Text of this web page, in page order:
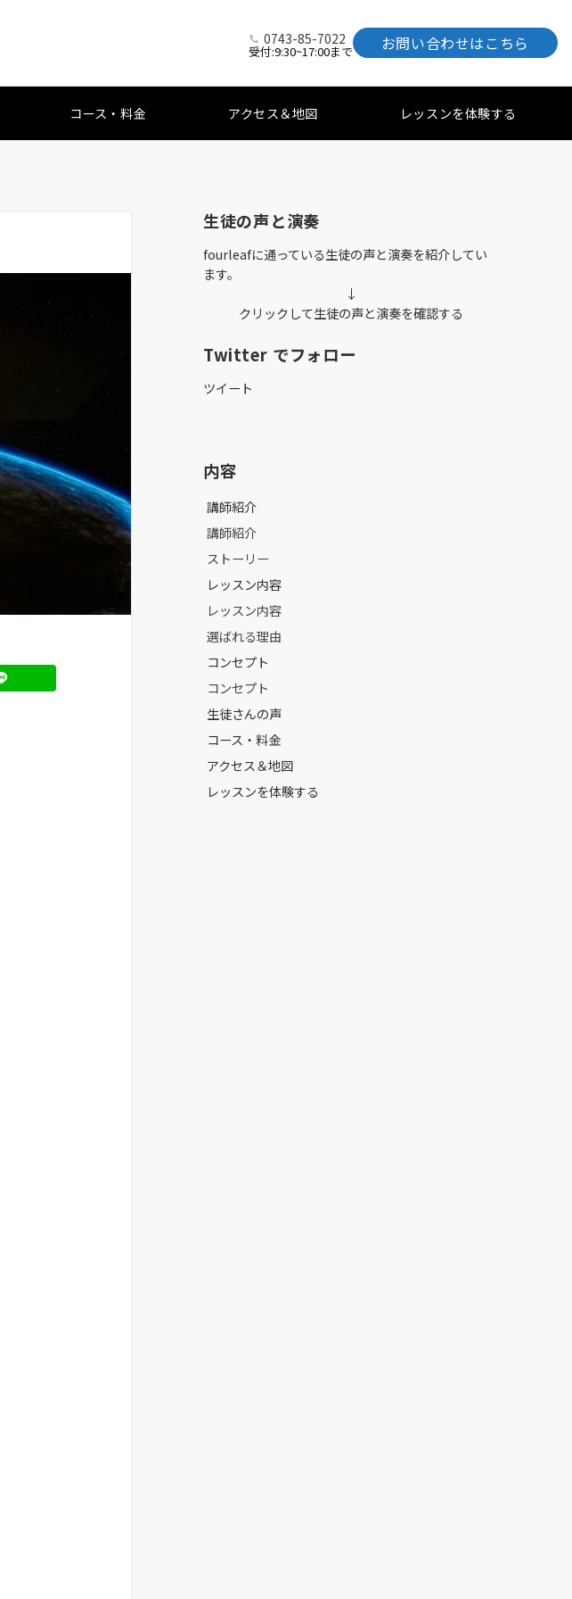
0743-85-7022
受付:9:30~17:00まで お問い合わせはこちら
コース・料金 アクセス＆地図 レッスンを体験する
生徒の声と演奏
fourleafに通っている生徒の声と演奏を紹介してい
ます。
↓
クリックして生徒の声と演奏を確認する
Twitter でフォロー
ツイート
内容
講師紹介
講師紹介
ストーリー
レッスン内容
レッスン内容
選ばれる理由
コンセプト
コンセプト
生徒さんの声
コース・料金
アクセス＆地図
レッスンを体験する